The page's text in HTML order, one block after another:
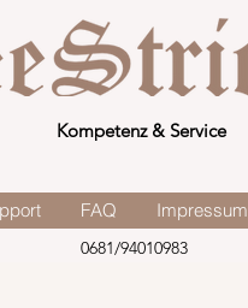
Kompetenz & Service
FAQ Impressum
0681/94010983